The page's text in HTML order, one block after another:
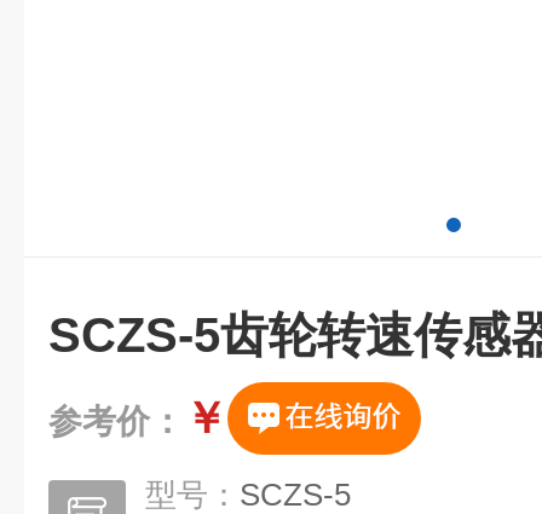
SCZS-5齿轮转速传感
参考价： ￥
型号： SCZS-5